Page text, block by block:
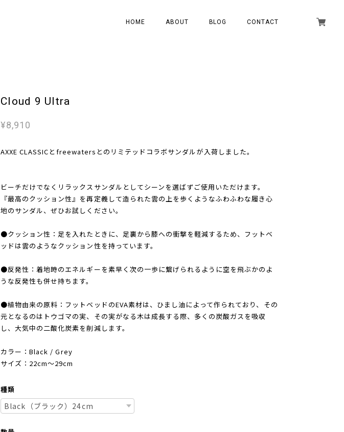
HOME ABOUT BLOG CONTACT
Cloud 9 Ultra
¥8,910
AXXE CLASSICとfreewatersとのリミテッドコラボサンダルが入荷しました。
ビーチだけでなくリラックスサンダルとしてシーンを選ばずご使用いただけます。
『最高のクッション性』を再定義して造られた雲の上を歩くようなふわふわな履き心
地のサンダル、ぜひお試しください。
●クッション性：足を入れたときに、足裏から膝への衝撃を軽減するため、フットベ
ッドは雲のようなクッション性を持っています。
●反発性：着地時のエネルギーを素早く次の一歩に繋げられるように空を飛ぶかのよ
うな反発性も併せ持ちます。
●植物由来の原料：フットベッドのEVA素材は、ひまし油によって作られており、その
元となるのはトウゴマの実、その実がなる木は成長する際、多くの炭酸ガスを吸収
し、大気中の二酸化炭素を削減します。
カラー：Black / Grey
サイズ：22cm〜29cm
種類